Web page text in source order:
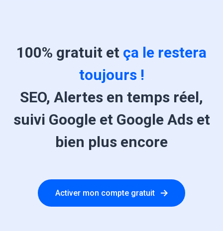
100% gratuit et ça le restera
toujours !
SEO, Alertes en temps réel,
suivi Google et Google Ads et
bien plus encore
Activer mon compte gratuit